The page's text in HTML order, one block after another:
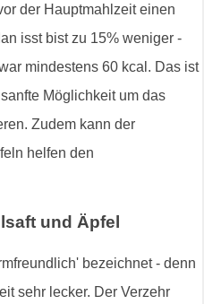
der Hauptmahlzeit einen
isst bist zu 15% weniger -
mindestens 60 kcal. Das ist
Möglichkeit um das
Zudem kann der
helfen den
und Äpfel
bezeichnet - denn
sehr lecker. Der Verzehr